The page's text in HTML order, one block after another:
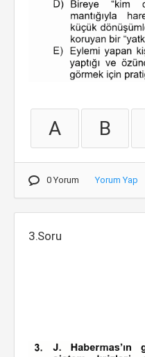
A B
0 Yorum Yorum Yap
3.Soru